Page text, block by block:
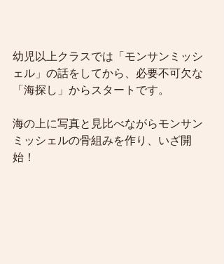
幼児以上クラスでは「モンサンミッシ
ェル」の話をしてから、必要不可欠な
「海探し」からスタートです。
海の上に写真と見比べながらモンサン
ミッシェルの骨組みを作り、いざ開
始！